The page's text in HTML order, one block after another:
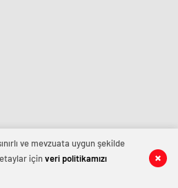
ve mevzuata uygun şekilde
içinveri politikamızı